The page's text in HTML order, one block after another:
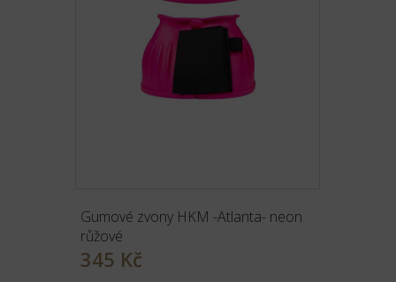
Gumové zvony HKM -Atlanta- neon
růžové
345 Kč